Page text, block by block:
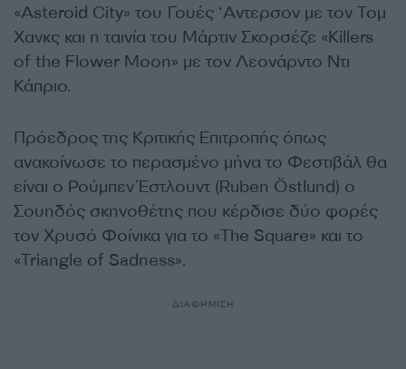
«Asteroid City» του Γουές ‘Αντερσον με τον Τομ
Χανκς και η ταινία του Μάρτιν Σκορσέζε «Killers
of the Flower Moon» με τον Λεονάρντο Ντι
Κάπριο.
Πρόεδρος της Κριτικής Επιτροπής όπως
ανακοίνωσε το περασμένο μήνα το Φεστιβάλ θα
είναι ο Ρούμπεν Έστλουντ (Ruben Östlund) ο
Σουηδός σκηνοθέτης που κέρδισε δύο φορές
τον Χρυσό Φοίνικα για το «The Square» και το
«Triangle of Sadness».
ΔΙΑΦΗΜΙΣΗ